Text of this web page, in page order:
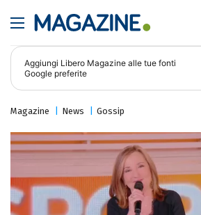
Aggiungi Libero Magazine alle tue fonti
Google preferite
Magazine News Gossip